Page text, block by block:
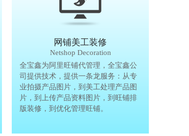
移动终端研发
Mobile Terminal
移动互联网的时代，抢先一步把您的
生意做到手机上，单独做手机移动网
站、设计个性化移动网页，建站和优
化等一体化移动营销解决方案，挖掘
亿万手机用户商机。
网铺美工装修
Netshop Decoration
全宝鑫为阿里旺铺代管理，全宝鑫公
司提供技术，提供一条龙服务：从专
业拍摄产品图片，到美工处理产品图
片，到上传产品资料图片，到旺铺排
版装修，到优化管理旺铺。